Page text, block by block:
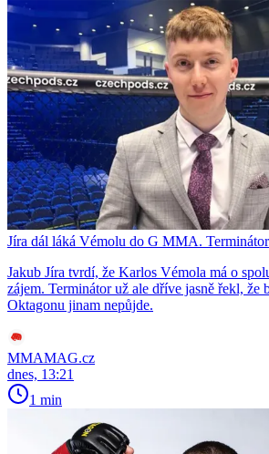
Jíra dál láká Vémolu do G MMA.
Jakub Jíra tvrdí, že Karlos Vémola má o
zájem. Terminátor už ale dříve jasně řekl, že
Oktagonu jinam nepůjde.
MMAMAG.cz
dnes, 13:21
1 min